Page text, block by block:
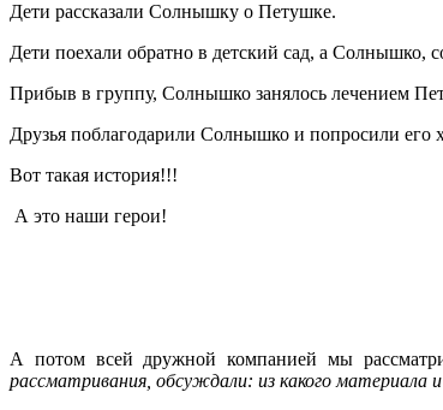
Дети рассказали Солнышку о Петушке.
Дети поехали обратно в детский сад, а Солнышко,
Прибыв в группу, Солнышко занялось лечением
Друзья поблагодарили Солнышко и попросили его
Вот такая история!!!
А это наши герои!
А потом всей дружной компанией мы
рассматривания, обсуждали: из какого материала